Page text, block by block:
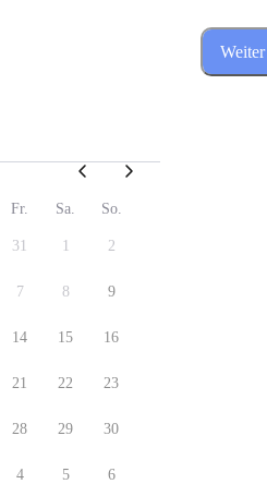
Fr. Sa. So.
31 1 2
7 8 9
14 15 16
21 22 23
28 29 30
4 5 6
Weiter